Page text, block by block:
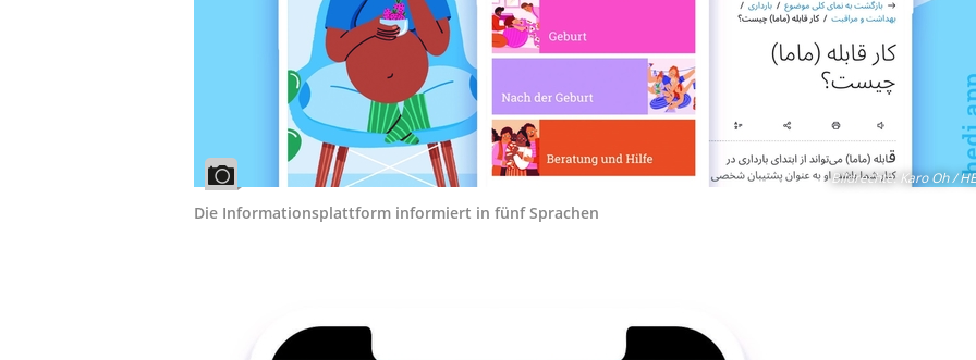
Bildrechte: Karo Oh /
Die Informationsplattform informiert in fünf Sprachen